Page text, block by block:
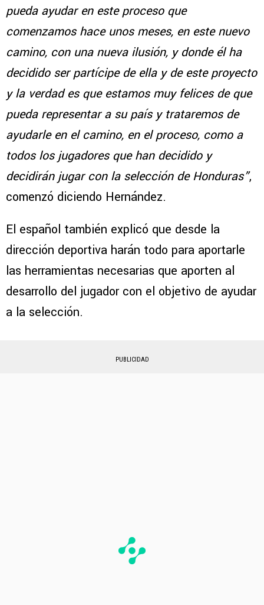
pueda ayudar en este proceso que
comenzamos hace unos meses, en este nuevo
camino, con una nueva ilusión, y donde él ha
decidido ser partícipe de ella y de este proyecto
y la verdad es que estamos muy felices de que
pueda representar a su país y trataremos de
ayudarle en el camino, en el proceso, como a
todos los jugadores que han decidido y
decidirán jugar con la selección de Honduras”,
comenzó diciendo Hernández.
El español también explicó que desde la
dirección deportiva harán todo para aportarle
las herramientas necesarias que aporten al
desarrollo del jugador con el objetivo de ayudar
a la selección.
PUBLICIDAD